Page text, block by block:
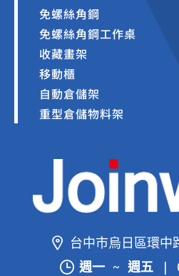
免螺絲角鋼
免螺絲角鋼工作桌
收藏畫架
移動櫃
自動倉儲架
重型倉儲物料架
台中市烏日區環
週一 ~ 週五 |